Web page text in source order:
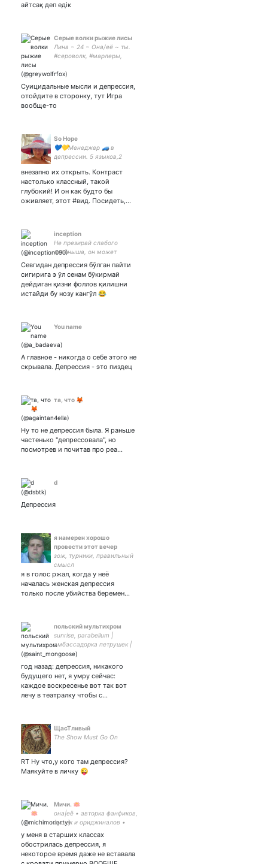
айтсақ деп едік
Серые волки рыжие лисы
Лина ~ 24 ~ Она/её ~ ты.
#сероволк, #марлеры,
комфортинг. мгчд в мире
природы обитает здесь
Суицидальные мысли и депрессия,
отойдите в сторонку, тут Игра
вообще-то
So Hope
💙💛Менеджер 🚙 в
депрессии. 5 языков,2
#Asian #котомать Мат #Do-
er #womenpower
Разнообразие и
равноправие
внезапно их открыть. Контраст
настолько классный, такой
глубокий! И он как будто бы
оживляет, этот #вид. Посидеть,…
inception
Не презирай слабого
детёныша, он может
#справедливость и #закон
это не одно и тоже. Много
шучу..
Севгидан депрессия бўлган пайти
сигирига э ўл сенам бўкирмай
дейдиган қизни фоллов қилишни
истайди бу нозу кангўл 😂
You name
А главное - никогда о себе этого не
скрывала. Депрессия - это пиздец
та, что 🦊
Ну то не депрессия была. Я раньше
частенько "депрессовала", но
посмотрев и почитав про реа…
d
Депрессия
я намерен хорошо
провести этот вечер
зож, турники, правильный
смысл
я в голос ржал, когда у неё
началась женская депрессия
только после убийства беремен…
польский мультихром
sunrise, parabellum |
амбассадорка петрушек |
виктор петров кинни
год назад: депрессия, никакого
будущего нет, я умру сейчас:
каждое воскресенье вот так вот
лечу в театралку чтобы с…
ЩасТливый
The Show Must Go On
RT Ну что,у кого там депрессия?
Маякуйте в личку 😜
Мичи. 🪷
она|её • авторка фанфиков,
аушек и ориджиналов •
других рейр пейр •
#нетвойне •
собирательница сердец
у меня в старших классах
обострилась депрессия, я
некоторое время даже не вставала